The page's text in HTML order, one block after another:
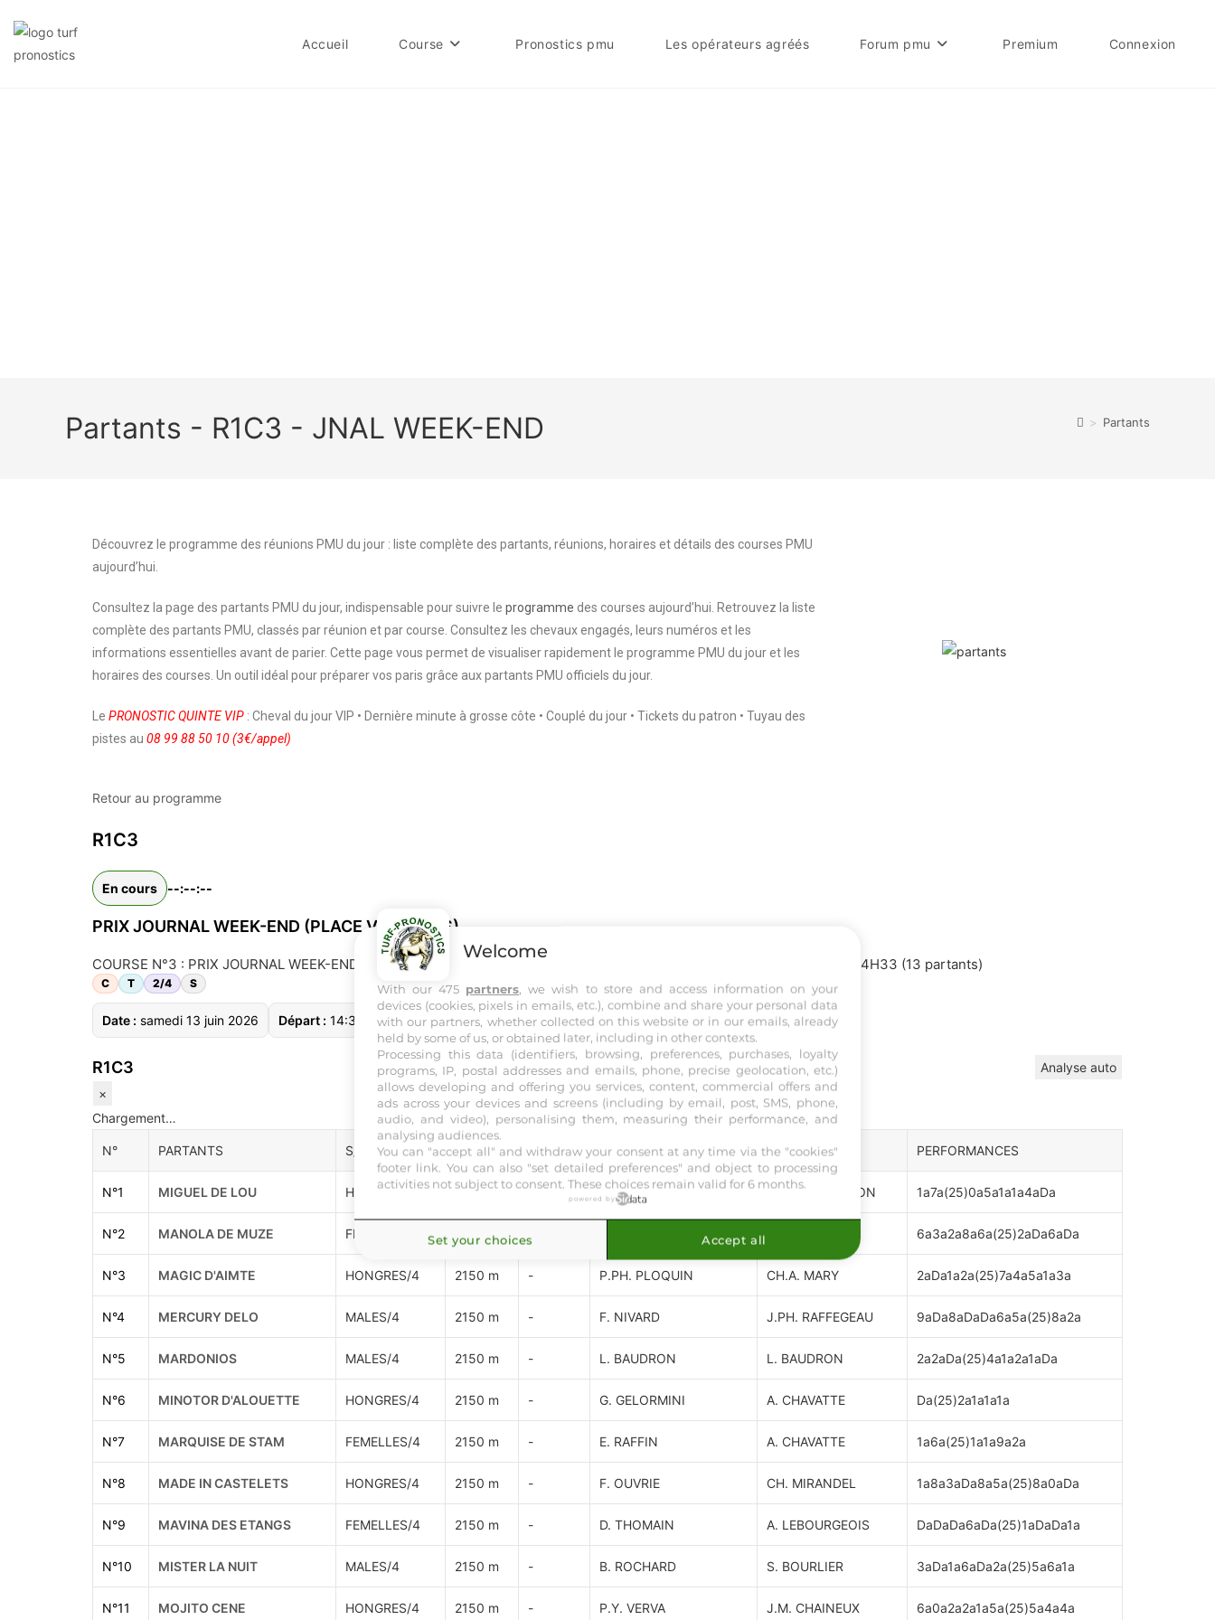
Accueil Course Pronostics pmu Les opérateurs agréés Forum pmu Premium Connexion
Partants - R1C3 - JNAL WEEK-END > Partants
Découvrez le programme des réunions PMU du jour : liste complète des partants, réunions, horaires et détails des courses PMU
aujourd’hui.
Consultez la page des partants PMU du jour, indispensable pour suivre le programme des courses aujourd’hui. Retrouvez la liste
complète des partants PMU, classés par réunion et par course. Consultez les chevaux engagés, leurs numéros et les
informations essentielles avant de parier. Cette page vous permet de visualiser rapidement le programme PMU du jour et les
horaires des courses. Un outil idéal pour préparer vos paris grâce aux partants PMU officiels du jour.
Le PRONOSTIC QUINTE VIP : Cheval du jour VIP • Dernière minute à grosse côte • Couplé du jour • Tickets du patron • Tuyau des
pistes au 08 99 88 50 10 (3€/appel)
Retour au programme
R1C3
En cours --:--:--
PRIX JOURNAL WEEK-END (PLACE VICTOIRES)
COURSE N°3 : PRIX JOURNAL WEEK-END (PLACE VICTOIRES) Attele - Départ à l'Autostart - 2150 mètres - Départ vers 14H33 (13 partants)
C T 2/4 S
Date : samedi 13 juin 2026 Départ : 14:33 Discipline :ATTELE Distance :2150 m Allocation : 35 000 €
R1C3
Analyse auto
×
Chargement…
N° PARTANTS S/A DIST COTES JOCKEYS ENTRAINEURS PERFORMANCES
N°1 MIGUEL DE LOU HONGRES/4 2150 m - ANTHONY DOLLION Anthony DOLLION 1a7a(25)0a5a1a1a4aDa
N°2 MANOLA DE MUZE FEMELLES/4 2150 m 6a3a2a8a6a(25)2aDa6aDa
N°3 MAGIC D'AIMTE HONGRES/4 2150 m - P.PH. PLOQUIN CH.A. MARY 2aDa1a2a(25)7a4a5a1a3a
N°4 MERCURY DELO MALES/4 2150 m - F. NIVARD J.PH. RAFFEGEAU 9aDa8aDaDa6a5a(25)8a2a
N°5 MARDONIOS MALES/4 2150 m - L. BAUDRON L. BAUDRON 2a2aDa(25)4a1a2a1aDa
N°6 MINOTOR D'ALOUETTE HONGRES/4 2150 m - G. GELORMINI A. CHAVATTE Da(25)2a1a1a1a
N°7 MARQUISE DE STAM FEMELLES/4 2150 m - E. RAFFIN A. CHAVATTE 1a6a(25)1a1a9a2a
N°8 MADE IN CASTELETS HONGRES/4 2150 m - F. OUVRIE CH. MIRANDEL 1a8a3aDa8a5a(25)8a0aDa
N°9 MAVINA DES ETANGS FEMELLES/4 2150 m - D. THOMAIN A. LEBOURGEOIS DaDaDa6aDa(25)1aDaDa1a
N°10 MISTER LA NUIT MALES/4 2150 m - B. ROCHARD S. BOURLIER 3aDa1a6aDa2a(25)5a6a1a
N°11 MOJITO CENE HONGRES/4 2150 m - P.Y. VERVA J.M. CHAINEUX 6a0a2a2a1a5a(25)5a4a4a
Welcome
With our 475 partners , we wish to store and access information on your
devices (cookies, pixels in emails, etc.), combine and share your personal data
with our partners, whether collected on this website or in our emails, already
held by some of us, or obtained later, including in other contexts.
Processing this data (identifiers, browsing, preferences, purchases, loyalty
programs, IP, postal addresses and emails, phone, precise geolocation, etc.)
allows developing and offering you services, content, commercial offers and
ads across your devices and screens (including by email, post, SMS, phone,
audio, and video), personalising them, measuring their performance, and
analysing audiences.
You can "accept all" and withdraw your consent at any time via the "cookies"
footer link . You can also "set detailed preferences" and object to processing
activities not subject to consent. These choices remain valid for 6 months.
powered by
Set your choices Accept all